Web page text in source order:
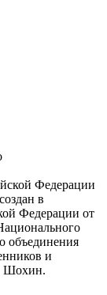
Федерации
в
Федерации от
объединения
и
Шохин.